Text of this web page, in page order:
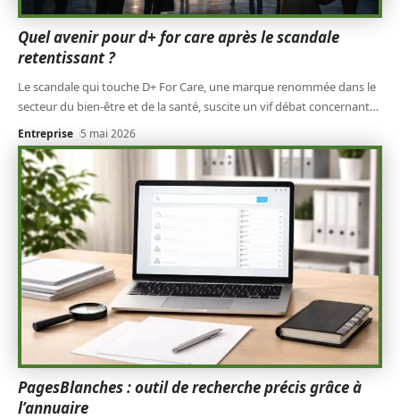
Quel avenir pour d+ for care après le scandale
retentissant ?
Le scandale qui touche D+ For Care, une marque renommée dans le
secteur du bien-être et de la santé, suscite un vif débat concernant…
Entreprise 5 mai 2026
PagesBlanches : outil de recherche précis grâce à
l’annuaire